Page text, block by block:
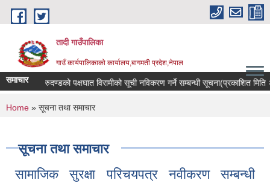
Skip to main content
तादी गाउँपालिका
गाउँ कार्यपालिकाको कार्यालय,बागमती प्रदेश,नेपाल
समाचाररोगी र मेरुदण्डको पक्षघात विरामीको सूची नविकरण गर्ने सम्बन्धी सूचना(प्रकाशित
You are here
Home » सूचना तथा समाचार
सूचना तथा समाचार
सामाजिक सुरक्षा परिचयपत्र नवीकरण सम्बन्धी